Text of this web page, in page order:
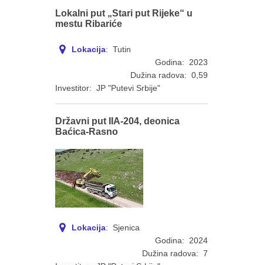
Lokalni put „Stari put Rijeke“ u
mestu Ribariće
Lokacija: Tutin
Godina: 2023
Dužina radova: 0,59
Investitor: JP "Putevi Srbije"
Državni put IIA-204, deonica
Baćica-Rasno
Lokacija: Sjenica
Godina: 2024
Dužina radova: 7